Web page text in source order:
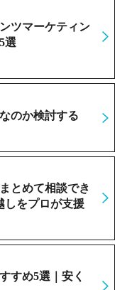
ツマーケティン
選
のか検討する
とめて相談でき
しをプロが支援
すめ5選｜安く